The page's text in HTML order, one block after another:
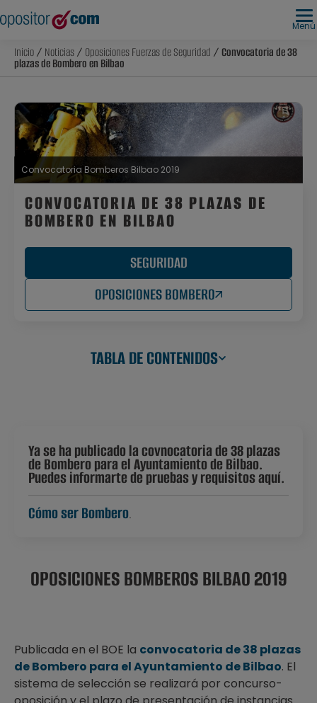
Menú
Inicio/ Noticias/ Oposiciones Fuerzas de Seguridad / Convocatoria de 38
plazas de Bombero en Bilbao
Convocatoria Bomberos Bilbao 2019
CONVOCATORIA DE 38 PLAZAS DE
BOMBERO EN BILBAO
SEGURIDAD
OPOSICIONES BOMBERO
TABLA DE CONTENIDOS
Ya se ha publicado la covnocatoria de 38 plazas
de Bombero para el Ayuntamiento de Bilbao.
Puedes informarte de pruebas y requisitos aquí.
Cómo ser Bombero.
OPOSICIONES BOMBEROS BILBAO 2019
Publicada en el BOE la convocatoria de 38 plazas
de Bombero para el Ayuntamiento de Bilbao. El
sistema de selección se realizará por concurso-